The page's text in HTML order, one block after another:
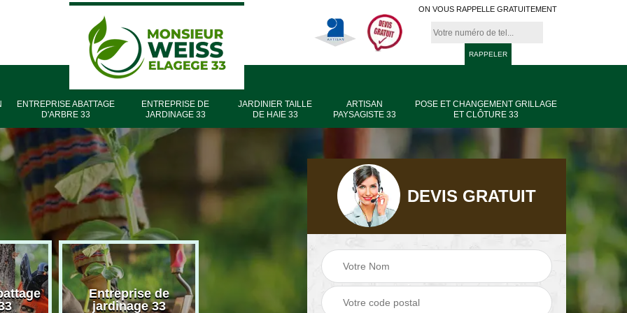
ON VOUS RAPPELLE GRATUITEMENT
ENTREPRISE ABATTAGE
D'ARBRE 33
ENTREPRISE DE
JARDINAGE 33
JARDINIER TAILLE
DE HAIE 33
ARTISAN
PAYSAGISTE 33
POSE ET CHANGEMENT GRILLAGE
ET CLÔTURE 33
Entreprise de
jardinage 33
Entreprise élagage
haie 33
Artisan paysagiste
33
DEVIS GRATUIT